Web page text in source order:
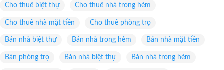
Cho thuê biệt thự Cho thuê nhà trong hẻm
Cho thuê nhà mặt tiền Cho thuê phòng trọ
Bán nhà biệt thự Bán nhà trong hẻm Bán nhà mặt tiền
Bán phòng trọ Bán nhà biệt thự Bán nhà trong hẻm